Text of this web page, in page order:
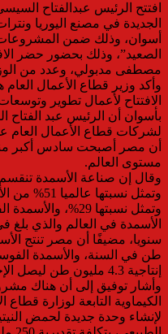
افتتح الرئيس عبدالفتاح
الجديدة في مصنع اليوريا
أسوان، وذلك ضمن المشروعات
الصعيد”، وذلك بحضور حضر
مصطفى مدبولي، وعدد من
وأكد وزير قطاع الأعمال
الافتتاح لأعمال تطوير
بأسوان أن الرئيس عبد
لشركات قطاع الأعمال العام
أن مصر أصبحت سادس أكبر
مستوى العالم.
وقال إن صناعة الأسمدة تنقسم
وتمثل
طن في السنة، والأسمدة
إنتاجية 4.3 مليون طن ليصل الإجمالي 11.2 مليون طن.
وأشار توفيق إلى أن هناك
الكيماوية التابعة لوزارة
لإنشاء وحدة جديدة لحمض